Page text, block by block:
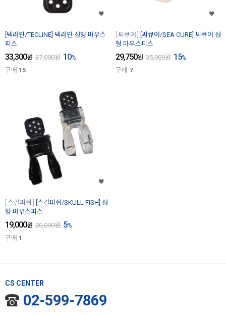
[텍라인/TECLINE] 텍라인 성형 마우스
피스
33,300원 37,000원 10%
구매 15
씨큐어
[씨큐어/SEA CURE] 씨큐어 성
형 마우스피스
29,750원 35,000원 15%
구매 7
스컬피쉬
[스컬피쉬/SKULL FISH] 성
형 마우스피스
19,000원 20,000원 5%
구매 1
CS CENTER
02-599-7869